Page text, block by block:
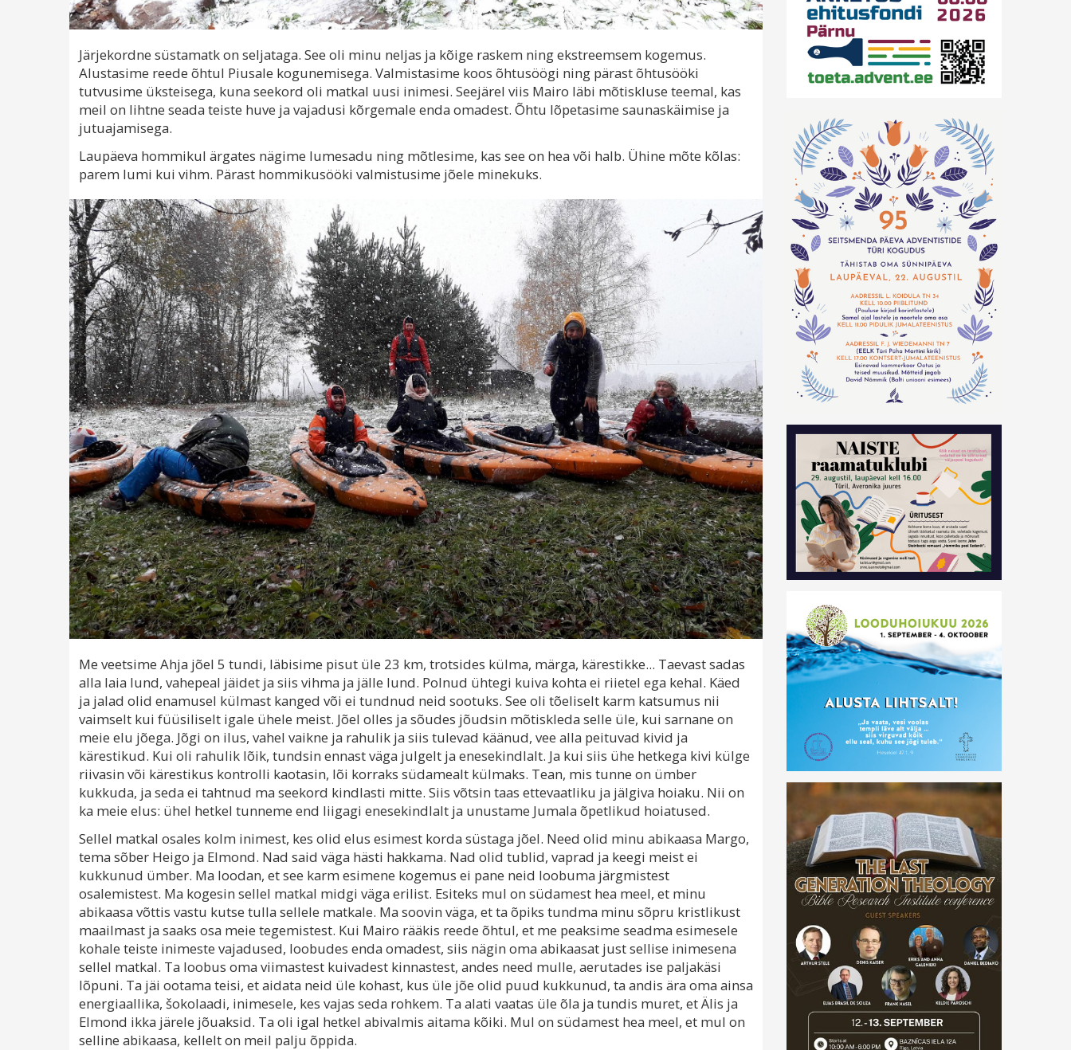
Järjekordne süstamatk on seljataga. See oli minu neljas ja kõige raskem ning ekstreemsem kogemus.
Alustasime reede õhtul Piusale kogunemisega. Valmistasime koos õhtusöögi ning pärast õhtusööki
tutvusime üksteisega, kuna seekord oli matkal uusi inimesi. Seejärel viis Mairo läbi mõtiskluse teemal, kas
meil on lihtne seada teiste huve ja vajadusi kõrgemale enda omadest. Õhtu lõpetasime saunaskäimise ja
jutuajamisega.
Laupäeva hommikul ärgates nägime lumesadu ning mõtlesime, kas see on hea või halb. Ühine mõte kõlas:
parem lumi kui vihm. Pärast hommikusööki valmistusime jõele minekuks.
Me veetsime Ahja jõel 5 tundi, läbisime pisut üle 23 km, trotsides külma, märga, kärestikke... Taevast sadas
alla laia lund, vahepeal jäidet ja siis vihma ja jälle lund. Polnud ühtegi kuiva kohta ei riietel ega kehal. Käed
ja jalad olid enamusel külmast kanged või ei tundnud neid sootuks. See oli tõeliselt karm katsumus nii
vaimselt kui füüsiliselt igale ühele meist. Jõel olles ja sõudes jõudsin mõtiskleda selle üle, kui sarnane on
meie elu jõega. Jõgi on ilus, vahel vaikne ja rahulik ja siis tulevad käänud, vee alla peituvad kivid ja
kärestikud. Kui oli rahulik lõik, tundsin ennast väga julgelt ja enesekindlalt. Ja kui siis ühe hetkega kivi külge
riivasin või kärestikus kontrolli kaotasin, lõi korraks südamealt külmaks. Tean, mis tunne on ümber
kukkuda, ja seda ei tahtnud ma seekord kindlasti mitte. Siis võtsin taas ettevaatliku ja jälgiva hoiaku. Nii on
ka meie elus: ühel hetkel tunneme end liigagi enesekindlalt ja unustame Jumala õpetlikud hoiatused.
Sellel matkal osales kolm inimest, kes olid elus esimest korda süstaga jõel. Need olid minu abikaasa Margo,
tema sõber Heigo ja Elmond. Nad said väga hästi hakkama. Nad olid tublid, vaprad ja keegi meist ei
kukkunud ümber. Ma loodan, et see karm esimene kogemus ei pane neid loobuma järgmistest
osalemistest. Ma kogesin sellel matkal midgi väga erilist. Esiteks mul on südamest hea meel, et minu
abikaasa võttis vastu kutse tulla sellele matkale. Ma soovin väga, et ta õpiks tundma minu sõpru kristlikust
maailmast ja saaks osa meie tegemistest. Kui Mairo rääkis reede õhtul, et me peaksime seadma esimesele
kohale teiste inimeste vajadused, loobudes enda omadest, siis nägin oma abikaasat just sellise inimesena
sellel matkal. Ta loobus oma viimastest kuivadest kinnastest, andes need mulle, aerutades ise paljakäsi
lõpuni. Ta jäi ootama teisi, et aidata neid üle kohast, kus üle jõe olid puud kukkunud, ta andis ära oma ainsa
energiaallika, šokolaadi, inimesele, kes vajas seda rohkem. Ta alati vaatas üle õla ja tundis muret, et Älis ja
Elmond ikka järele jõuaksid. Ta oli igal hetkel abivalmis aitama kõiki. Mul on südamest hea meel, et mul on
selline abikaasa, kellelt on meil palju õppida.